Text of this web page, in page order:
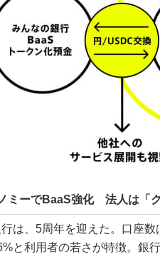
ミーでBaaS強化 法人は「
は、5周年を迎えた。口座
と利用者の若さが特徴。銀